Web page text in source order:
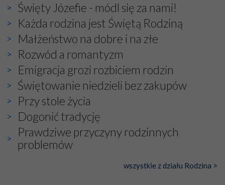
Święty Józefie - módl się za nami!
Każda rodzina jest Świętą Rodziną
Małżeństwo na dobre i na złe
Rozwód a romantyzm
Emigracja grozi rozbiciem rodzin
Świętowanie niedzieli bez zakupów
Przy stole życia
Dogonić tradycję
Prawdziwe przyczyny rodzinnych
problemów
wszystkie z działu Rodzina >